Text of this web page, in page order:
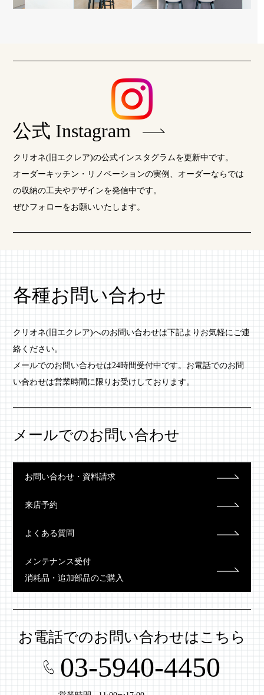
公式 Instagram
クリオネ(旧エクレア)の公式インスタグラムを更新中です。
オーダーキッチン・リノベーションの実例、オーダーならでは
の収納の工夫やデザインを発信中です。
ぜひフォローをお願いいたします。
各種お問い合わせ
クリオネ(旧エクレア)へのお問い合わせは下記よりお気軽にご連
絡ください。
メールでのお問い合わせは24時間受付中です。お電話でのお問
い合わせは営業時間に限りお受けしております。
メールでのお問い合わせ
お問い合わせ・資料請求
来店予約
よくある質問
メンテナンス受付
消耗品・追加部品のご購入
お電話でのお問い合わせはこちら
03-5940-4450